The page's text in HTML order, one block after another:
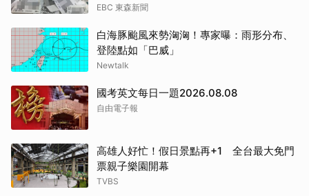
EBC 東森新聞
白海豚颱風來勢洶洶！專家曝：雨形分布、
登陸點如「巴威」
Newtalk
國考英文每日一題2026.08.08
自由電子報
高雄人好忙！假日景點再+1 全台最大免門
票親子樂園開幕
TVBS